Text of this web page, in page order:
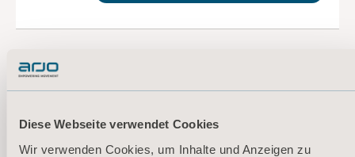
Diese Webseite verwendet Cookies
Wir verwenden Cookies, um Inhalte und Anzeigen zu
DOWNLOAD
Sling selection and application
Typ: Klinische Zusammenfassung
und/oder Dokument zum klinischen Fokus